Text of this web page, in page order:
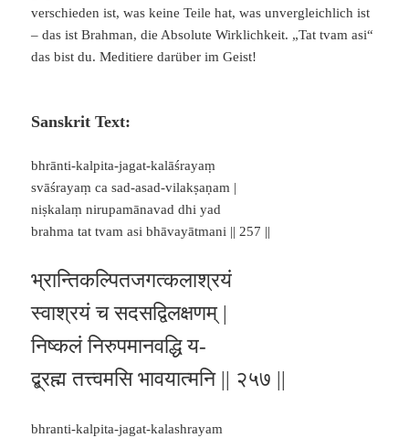
verschieden ist, was keine Teile hat, was unvergleichlich ist
– das ist Brahman, die Absolute Wirklichkeit. „Tat tvam asi“
das bist du. Meditiere darüber im Geist!
Sanskrit Text:
bhrānti-kalpita-jagat-kalāśrayaṃ
svāśrayaṃ ca sad-asad-vilakṣaṇam |
niṣkalaṃ nirupamānavad dhi yad
brahma tat tvam asi bhāvayātmani || 257 ||
भ्रान्तिकल्पितजगत्कलाश्रयं
स्वाश्रयं च सदसद्विलक्षणम् |
निष्कलं निरुपमानवद्धि य-
द्ब्रह्म तत्त्वमसि भावयात्मनि || २५७ ||
bhranti-kalpita-jagat-kalashrayam